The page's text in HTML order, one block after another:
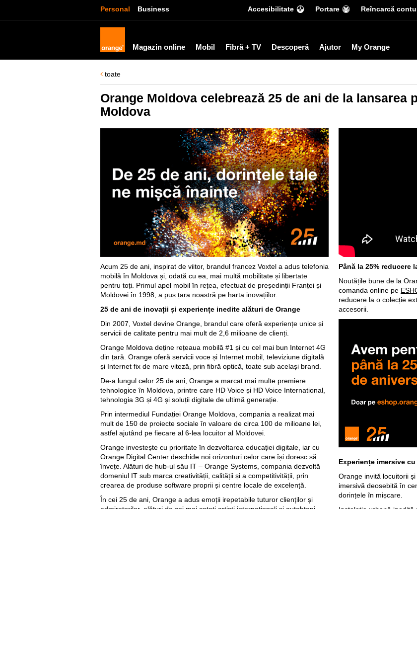
Personal Business Accesibilitate Portare Reîncarcă
Magazin online Mobil Fibră + TV Descoperă Ajutor My Orange
toate
Orange Moldova celebrează 25 de ani de la lansarea
Moldova
Acum 25 de ani, inspirat de viitor, brandul francez Voxtel a adus telefonia
mobilă în Moldova și, odată cu ea, mai multă mobilitate și libertate
pentru toți. Primul apel mobil în rețea, efectuat de președinții Franței și
Moldovei în 1998, a pus țara noastră pe harta inovațiilor.
25 de ani de inovații și experiențe inedite alături de Orange
Din 2007, Voxtel devine Orange, brandul care oferă experiențe unice și
servicii de calitate pentru mai mult de 2,6 milioane de clienți.
Orange Moldova deține rețeaua mobilă #1 și cu cel mai bun Internet 4G
din țară. Orange oferă servicii voce și Internet mobil, televiziune digitală
și Internet fix de mare viteză, prin fibră optică, toate sub același brand.
De-a lungul celor 25 de ani, Orange a marcat mai multe premiere
tehnologice în Moldova, printre care HD Voice și HD Voice International,
tehnologia 3G și 4G și soluții digitale de ultimă generație.
Prin intermediul Fundației Orange Moldova, compania a realizat mai
mult de 150 de proiecte sociale în valoare de circa 100 de milioane lei,
astfel ajutând pe fiecare al 6-lea locuitor al Moldovei.
Orange investește cu prioritate în dezvoltarea educației digitale, iar cu
Orange Digital Center deschide noi orizonturi celor care își doresc să
învețe. Alături de hub-ul său IT – Orange Systems, compania dezvoltă
domeniul IT sub marca creativității, calității și a competitivității, prin
crearea de produse software proprii și centre locale de excelență.
În cei 25 de ani, Orange a adus emoții irepetabile tuturor clienților și
admiratorilor, alături de cei mai cotați artiști internaționali și autohtoni
Până la 25% reducere
Noutățile bune de la
comanda online pe
reducere la o colecție
accesorii.
Experiențe imersive cu
Orange invită locuitorii
imersivă deosebită în
dorințele în mișcare.
Instalația urbană